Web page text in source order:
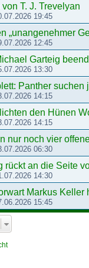
T. J. Trevelyan
19:45
„unangenehmer
12:45
Garteig
13:30
Panther suchen
14:15
den Hünen
14:15
nur noch vier
06:30
rückt an die Seite
14:30
Markus Keller
15:45